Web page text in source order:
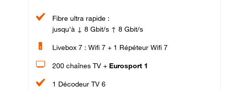
Fibre ultra rapide :
jusqu'à ↓ 8 Gbit/s ↑ 8 Gbit/s
Livebox 7 : Wifi 7 + 1 Répéteur Wifi 7
200 chaînes TV + Eurosport 1
1 Décodeur TV 6